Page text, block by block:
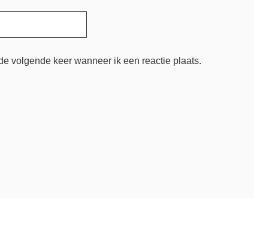
volgende keer wanneer ik een reactie plaats.